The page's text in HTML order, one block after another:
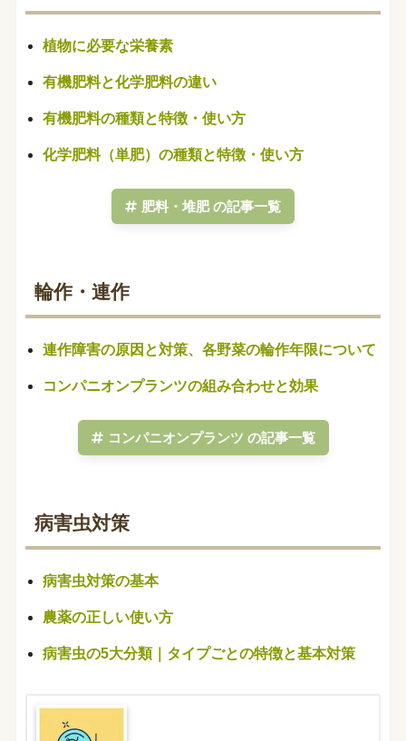
植物に必要な栄養素
有機肥料と化学肥料の違い
有機肥料の種類と特徴・使い方
化学肥料（単肥）の種類と特徴・使い方
肥料・堆肥 の記事一覧
輪作・連作
連作障害の原因と対策、各野菜の輪作年限について
コンパニオンプランツの組み合わせと効果
コンパニオンプランツ の記事一覧
病害虫対策
病害虫対策の基本
農薬の正しい使い方
病害虫の5大分類｜タイプごとの特徴と基本対策